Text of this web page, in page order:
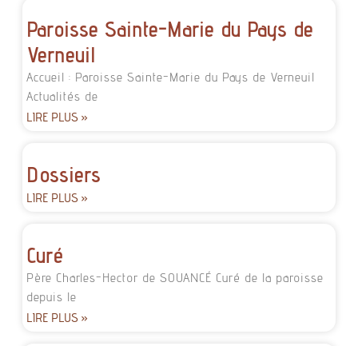
Paroisse Sainte-Marie du Pays de
Verneuil
Accueil : Paroisse Sainte-Marie du Pays de Verneuil
Actualités de
LIRE PLUS »
Dossiers
LIRE PLUS »
Curé
Père Charles-Hector de SOUANCÉ Curé de la paroisse
depuis le
LIRE PLUS »